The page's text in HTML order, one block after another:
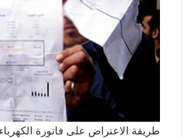
طريقة الاعتراض على فاتورة الكهرباء